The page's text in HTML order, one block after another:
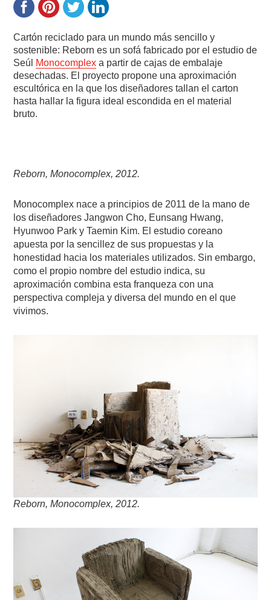
Cartón reciclado para un mundo más sencillo y
sostenible: Reborn es un sofá fabricado por el estudio de
Seúl Monocomplex a partir de cajas de embalaje
desechadas. El proyecto propone una aproximación
escultórica en la que los diseñadores tallan el carton
hasta hallar la figura ideal escondida en el material
bruto.
Reborn, Monocomplex, 2012.
Monocomplex nace a principios de 2011 de la mano de
los diseñadores Jangwon Cho, Eunsang Hwang,
Hyunwoo Park y Taemin Kim. El estudio coreano
apuesta por la sencillez de sus propuestas y la
honestidad hacia los materiales utilizados. Sin embargo,
como el propio nombre del estudio indica, su
aproximación combina esta franqueza con una
perspectiva compleja y diversa del mundo en el que
vivimos.
Reborn, Monocomplex, 2012.